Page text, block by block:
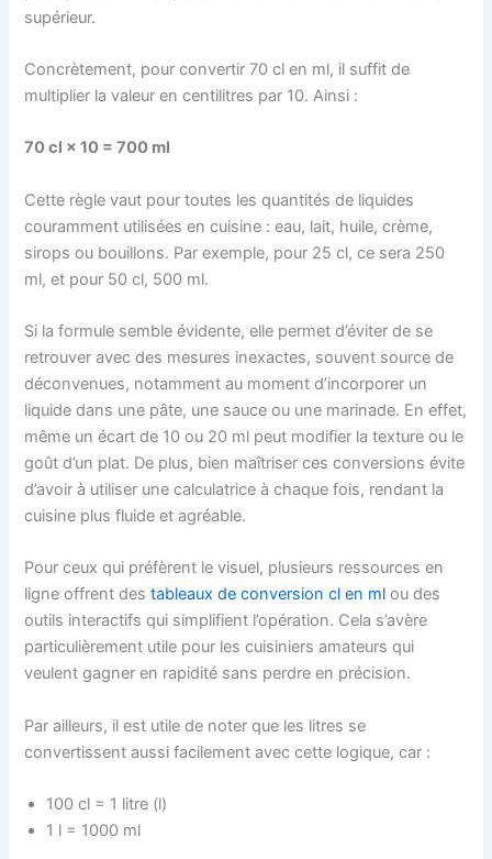
supérieur.
Concrètement, pour convertir 70 cl en ml, il suffit de
multiplier la valeur en centilitres par 10. Ainsi :
70 cl × 10 = 700 ml
Cette règle vaut pour toutes les quantités de liquides
couramment utilisées en cuisine : eau, lait, huile, crème,
sirops ou bouillons. Par exemple, pour 25 cl, ce sera 250
ml, et pour 50 cl, 500 ml.
Si la formule semble évidente, elle permet d’éviter de se
retrouver avec des mesures inexactes, souvent source de
déconvenues, notamment au moment d’incorporer un
liquide dans une pâte, une sauce ou une marinade. En effet,
même un écart de 10 ou 20 ml peut modifier la texture ou le
goût d’un plat. De plus, bien maîtriser ces conversions évite
d’avoir à utiliser une calculatrice à chaque fois, rendant la
cuisine plus fluide et agréable.
Pour ceux qui préfèrent le visuel, plusieurs ressources en
ligne offrent destableaux de conversion cl en ml ou des
outils interactifs qui simplifient l’opération. Cela s’avère
particulièrement utile pour les cuisiniers amateurs qui
veulent gagner en rapidité sans perdre en précision.
Par ailleurs, il est utile de noter que les litres se
convertissent aussi facilement avec cette logique, car :
100 cl = 1 litre (l)
1 l = 1000 ml